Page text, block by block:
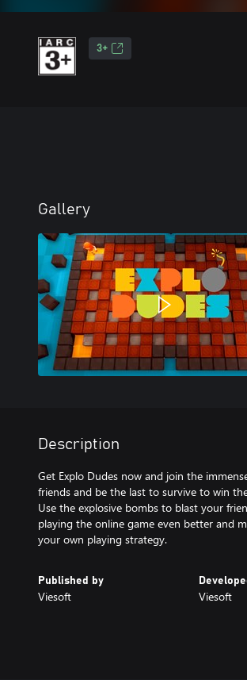
3+
Gallery
Description
Get Explo Dudes now and join the
friends and be the last to survive to win
Use the explosive bombs to blast your
playing the online game even better and
your own playing strategy.
Published by
Viesoft Viesoft